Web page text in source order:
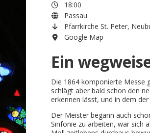
18:00
Passau
Pfarrkirche St. Peter,
Google Map
Ein
Die 1864 komponierte Messe
schlägt aber bald schon den
erkennen lässt, und in dem
Der Meister begann auch
Sinfonie zu arbeiten, war sich